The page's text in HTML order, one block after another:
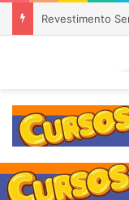
Piso Epóxi em